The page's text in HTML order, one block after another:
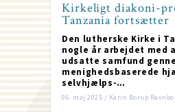
Kirkeligt diakoni-
Tanzania fortsætter
Den lutherske Kirke i
nogle år arbejdet med
udsatte samfund
menighedsbaserede
selvhjælps-…
06. maj 2025 / Karin Borup